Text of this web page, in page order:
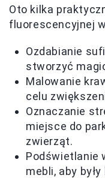
Oto kilka
fluorescencyjnej
Ozdabianie
stworzyć
Malowanie
celu
Oznaczanie
miejsce do
zwierząt.
Podświetlanie
mebli, aby